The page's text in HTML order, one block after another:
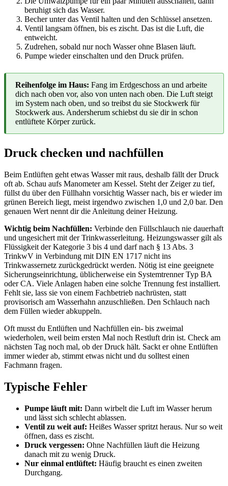
beruhigt sich das Wasser.
Becher unter das Ventil halten und den Schlüssel ansetzen.
Ventil langsam öffnen, bis es zischt. Das ist die Luft, die
entweicht.
Zudrehen, sobald nur noch Wasser ohne Blasen läuft.
Pumpe wieder einschalten und den Druck prüfen.
Reihenfolge im Haus: Fang im Erdgeschoss an und arbeite
dich nach oben vor, also von unten nach oben. Die Luft steigt
im System nach oben, und so treibst du sie Stockwerk für
Stockwerk aus. Andersherum schiebst du sie dir in schon
entlüftete Körper zurück.
Druck checken und nachfüllen
Beim Entlüften geht etwas Wasser mit raus, deshalb fällt der Druck
oft ab. Schau aufs Manometer am Kessel. Steht der Zeiger zu tief,
füllst du über den Füllhahn vorsichtig Wasser nach, bis er wieder im
grünen Bereich liegt, meist irgendwo zwischen 1,0 und 2,0 bar. Den
genauen Wert nennt dir die Anleitung deiner Heizung.
Wichtig beim Nachfüllen: Verbinde den Füllschlauch nie dauerhaft
und ungesichert mit der Trinkwasserleitung. Heizungswasser gilt als
Flüssigkeit der Kategorie 3 bis 4 und darf nach § 13 Abs. 3
TrinkwV in Verbindung mit DIN EN 1717 nicht ins
Trinkwassernetz zurückgedrückt werden. Nötig ist eine geeignete
Sicherungseinrichtung, üblicherweise ein Systemtrenner Typ BA
oder CA. Viele Anlagen haben eine solche Trennung fest installiert.
Fehlt sie, lass sie von einem Fachbetrieb nachrüsten, statt
provisorisch am Wasserhahn anzuschließen. Den Schlauch nach
dem Füllen wieder abkuppeln.
Oft musst du Entlüften und Nachfüllen ein- bis zweimal
wiederholen, weil beim ersten Mal noch Restluft drin ist. Check am
nächsten Tag noch mal, ob der Druck hält. Sackt er ohne Entlüften
immer wieder ab, stimmt etwas nicht und du solltest einen
Fachmann fragen.
Typische Fehler
Pumpe läuft mit: Dann wirbelt die Luft im Wasser herum
und lässt sich schlecht ablassen.
Ventil zu weit auf: Heißes Wasser spritzt heraus. Nur so weit
öffnen, dass es zischt.
Druck vergessen: Ohne Nachfüllen läuft die Heizung
danach mit zu wenig Druck.
Nur einmal entlüftet: Häufig braucht es einen zweiten
Durchgang.